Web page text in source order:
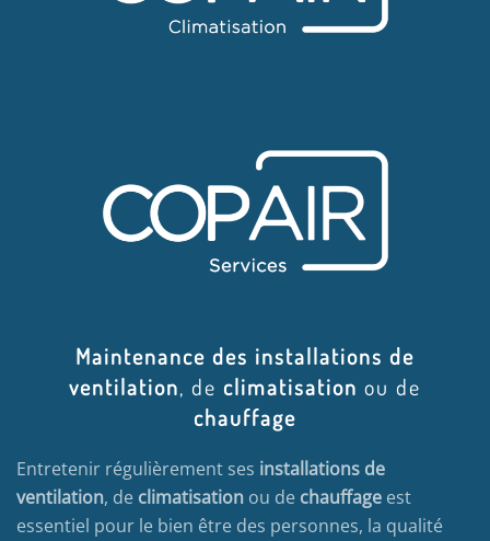
Maintenance des installations de
ventilation, de climatisation ou de
chauffage
Entretenir régulièrement ses installations de
ventilation, de climatisation ou de chauffage est
essentiel pour le bien être des personnes, la qualité